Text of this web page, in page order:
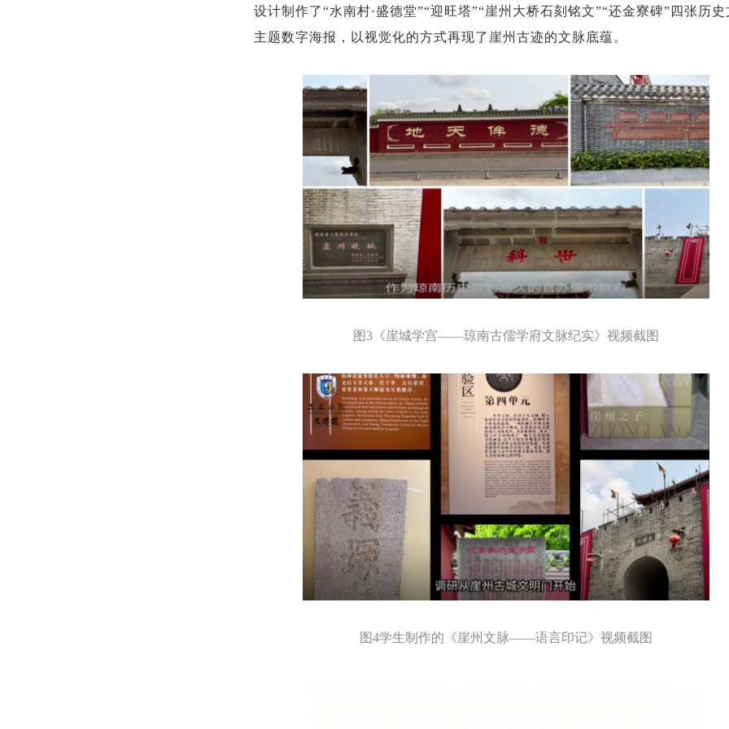
设计制作了“水南村·盛德堂”“迎旺塔”“崖州大桥石刻铭文”“还金寮碑”四张历
主题数字海报，以视觉化的方式再现了崖州古迹的文脉底蕴。
图3《崖城学宫——琼南古儒学府文脉纪实》视频截图
图4学生制作的《崖州文脉——语言印记》视频截图